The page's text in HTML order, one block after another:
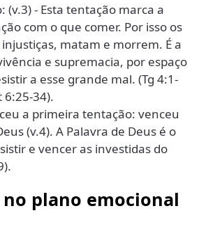
(v.3) - Esta tentação marca a
com o que comer. Por isso os
matam e morrem. É a
e supremacia, por espaço
a esse grande mal. (Tg 4:1-
6:25-34).
a primeira tentação: venceu
(v.4). A Palavra de Deus é o
e vencer as investidas do
no plano emocional